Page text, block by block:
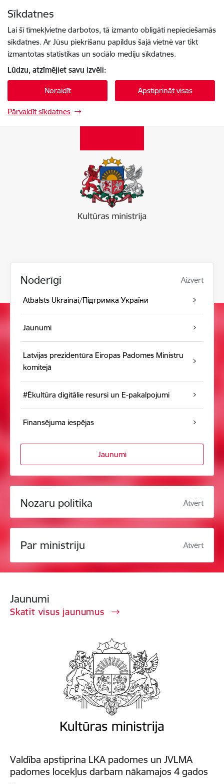
Sīkdatnes
Lai šī tīmekļvietne darbotos, tā izmanto obligāti nepieciešamās
sīkdatnes. Ar Jūsu piekrišanu papildus šajā vietnē var tikt
izmantotas statistikas un sociālo mediju sīkdatnes.
Lūdzu, atzīmējiet savu izvēli:
Noraidīt Apstiprināt visas
Pārvaldīt sīkdatnes
Noderīgi Aizvērt
Atbalsts Ukrainai/Підтримка України
Jaunumi
Latvijas prezidentūra Eiropas Padomes Ministru
komitejā
#Ēkultūra digitālie resursi un E-pakalpojumi
Finansējuma iespējas
Jaunumi
Nozaru politika Atvērt
Par ministriju Atvērt
Jaunumi
Skatīt visus jaunumus
Valdība apstiprina LKA padomes un JVLMA
padomes locekļus darbam nākamajos 4 gados